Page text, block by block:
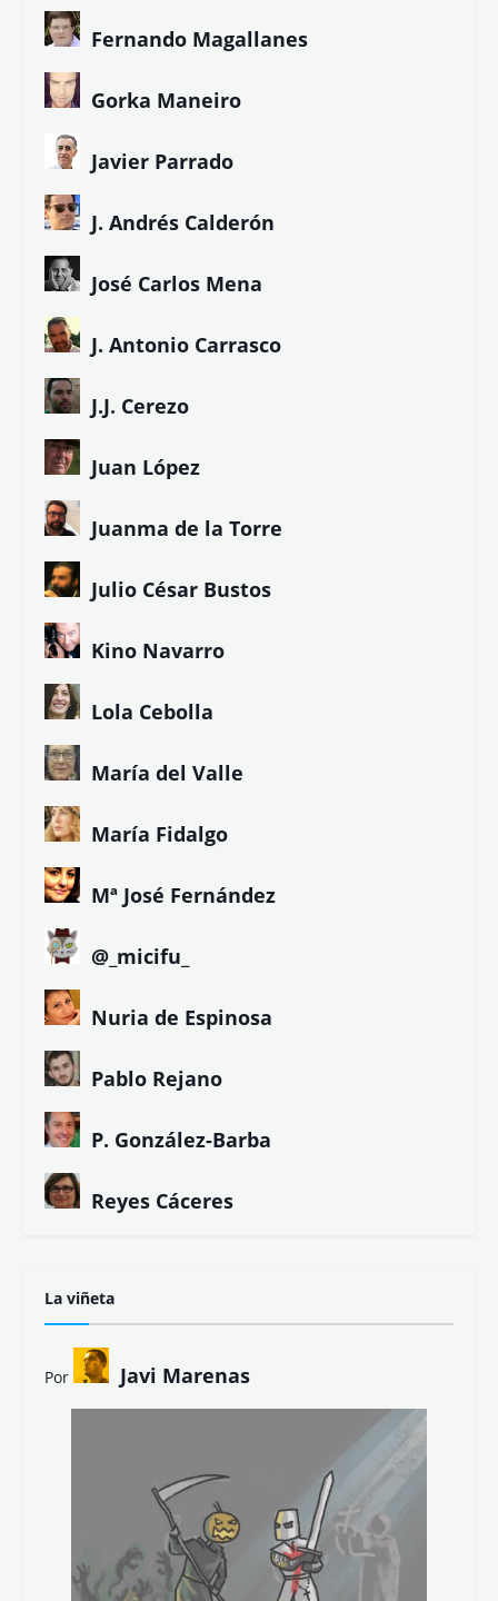
Fernando Magallanes
Gorka Maneiro
Javier Parrado
J. Andrés Calderón
José Carlos Mena
J. Antonio Carrasco
J.J. Cerezo
Juan López
Juanma de la Torre
Julio César Bustos
Kino Navarro
Lola Cebolla
María del Valle
María Fidalgo
Mª José Fernández
@_micifu_
Nuria de Espinosa
Pablo Rejano
P. González-Barba
Reyes Cáceres
La viñeta
Por Javi Marenas